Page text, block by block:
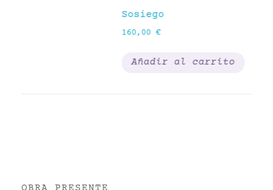
Añadir al carrito